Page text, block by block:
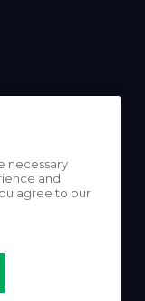
los derechos.
necessary
and
agree to our